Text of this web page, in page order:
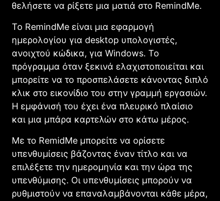
θελήσετε να ρίξετε μια ματιά στο RemindMe.
Το RemindMe είναι μια εφαρμογή
ημερολογίου για desktop υπολογιστές,
ανοιχτού κώδικα, για Windows. Το
πρόγραμμα όταν ξεκινά ελαχιστοποιείται και
μπορείτε να το προσπελάσετε κάνοντας διπλό
κλικ στο εικονίδιο του στην γραμμή εργασιών.
Η εμφάνισή του έχει ένα πλευρικό πλαίσιο
και μια μπάρα καρτελών στο κάτω μέρος.
Με το RemidMe μπορείτε να ορίσετε
υπενθυμίσεις βάζοντας έναν τίτλο και να
επιλέξετε την ημερομηνία και την ώρα της
υπενθύμισης. Οι υπενθυμίσεις μπορούν να
ρυθμιστούν να επαναλαμβάνονται κάθε μέρα,